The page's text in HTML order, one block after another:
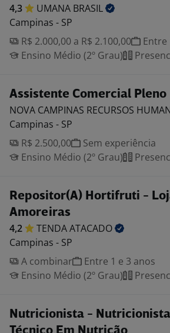
4,3 UMANA BRASIL
Campinas - SP
R$ 2.000,00 a R$ 2.100,00
Entre
Ensino Médio (2º Grau)
Assistente Comercial Pleno
NOVA CAMPINAS RECURSOS
Campinas - SP
R$ 2.500,00
Sem experiência
Ensino Médio (2º Grau)
Repositor(A) Hortifruti -
Amoreiras
4,2 TENDAATACADO
Campinas - SP
A combinar
Entre 1 e 3 anos
Ensino Médio (2º Grau)
Nutricionista -